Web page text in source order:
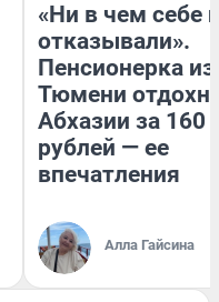
«Ни в чем себе
отказывали».
Пенсионерка из
Тюмени
Абхазии за 160
рублей — ее
впечатления
Алла Гайсина